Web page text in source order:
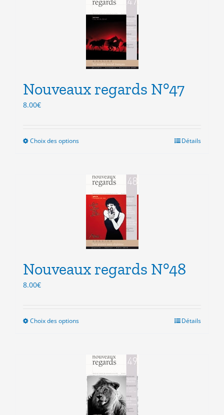
variations.
Les
options
peuvent
être
choisies
sur
page
Nouveaux regards N°47
8.00€
Choix des optionsCe
plusieurs
variations.
Les
options
peuvent
choisies
sur
page
Détails
Nouveaux regards N°48
8.00€
Choix des optionsCe
plusieurs
variations.
Les
options
peuvent
être
Détails